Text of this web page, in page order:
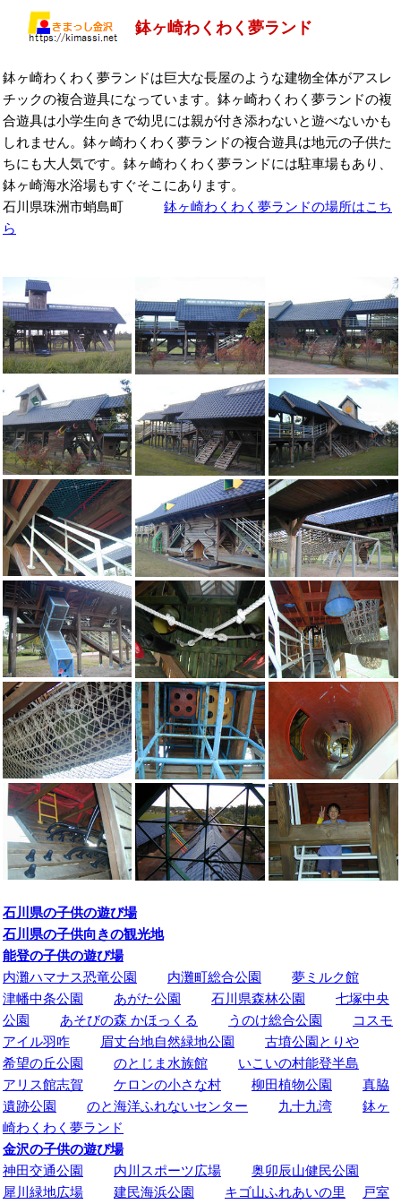
鉢ヶ崎わくわく夢ランド
鉢ヶ崎わくわく夢ランドは巨大な長屋のような建物全体がアスレ
チックの複合遊具になっています。鉢ヶ崎わくわく夢ランドの複
合遊具は小学生向きで幼児には親が付き添わないと遊べないかも
しれません。鉢ヶ崎わくわく夢ランドの複合遊具は地元の子供た
ちにも大人気です。鉢ヶ崎わくわく夢ランドには駐車場もあり、
鉢ヶ崎海水浴場もすぐそこにあります。
石川県珠洲市蛸島町 鉢ヶ崎わくわく夢ランドの場所はこち
ら
石川県の子供の遊び場
石川県の子供向きの観光地
能登の子供の遊び場
内灘ハマナス恐竜公園
内灘町総合公園
夢ミルク館
津幡中条公園
あがた公園 石川県森林公園
七塚中央
公園
あそびの森 かほっくる うのけ総合公園
コスモ
アイル羽咋
眉丈台地自然緑地公園
古墳公園とりや
希望の丘公園
のとじま水族館
いこいの村能登半島
アリス館志賀
ケロンの小さな村 柳田植物公園
真脇
遺跡公園
のと海洋ふれないセンター 九十九湾
鉢ヶ
崎わくわく夢ランド
金沢の子供の遊び場
神田交通公園
内川スポーツ広場
奥卯辰山健民公園
犀川緑地広場
建民海浜公園 キゴ山ふれあいの里 戸室